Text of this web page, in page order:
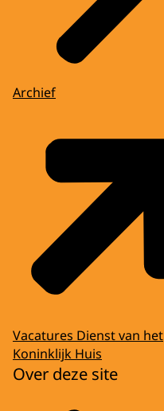
Archief
Vacatures Dienst van het
Koninklijk Huis
Over deze site